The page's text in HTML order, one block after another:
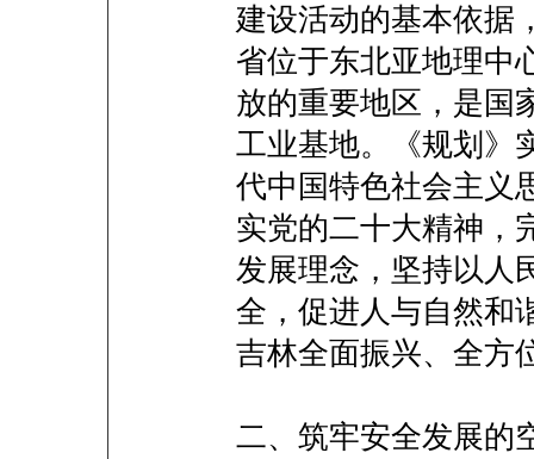
建设活动的基本依据
省位于东北亚地理中
放的重要地区，是国
工业基地。《规划》
代中国特色社会主义
实党的二十大精神，
发展理念，坚持以人
全，促进人与自然和
吉林全面振兴、全方
二、筑牢安全发展的